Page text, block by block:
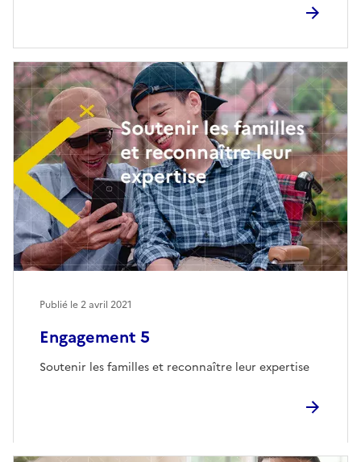
Engagement 5
Soutenir les familles et reconnaître leur expertise
Publié le2 avril 2021